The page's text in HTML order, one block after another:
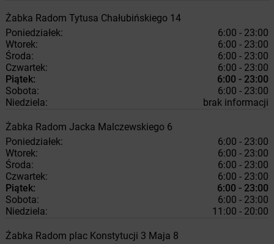
Żabka Radom Tytusa Chałubińskiego 14
Poniedziałek:
6:00 - 23:00
Wtorek:
6:00 - 23:00
Środa:
6:00 - 23:00
Czwartek:
6:00 - 23:00
Piątek:
6:00 - 23:00
Sobota:
6:00 - 23:00
Niedziela:
brak informacji
Żabka Radom Jacka Malczewskiego 6
Poniedziałek:
6:00 - 23:00
Wtorek:
6:00 - 23:00
Środa:
6:00 - 23:00
Czwartek:
6:00 - 23:00
Piątek:
6:00 - 23:00
Sobota:
6:00 - 23:00
Niedziela:
11:00 - 20:00
Żabka Radom plac Konstytucji 3 Maja 8